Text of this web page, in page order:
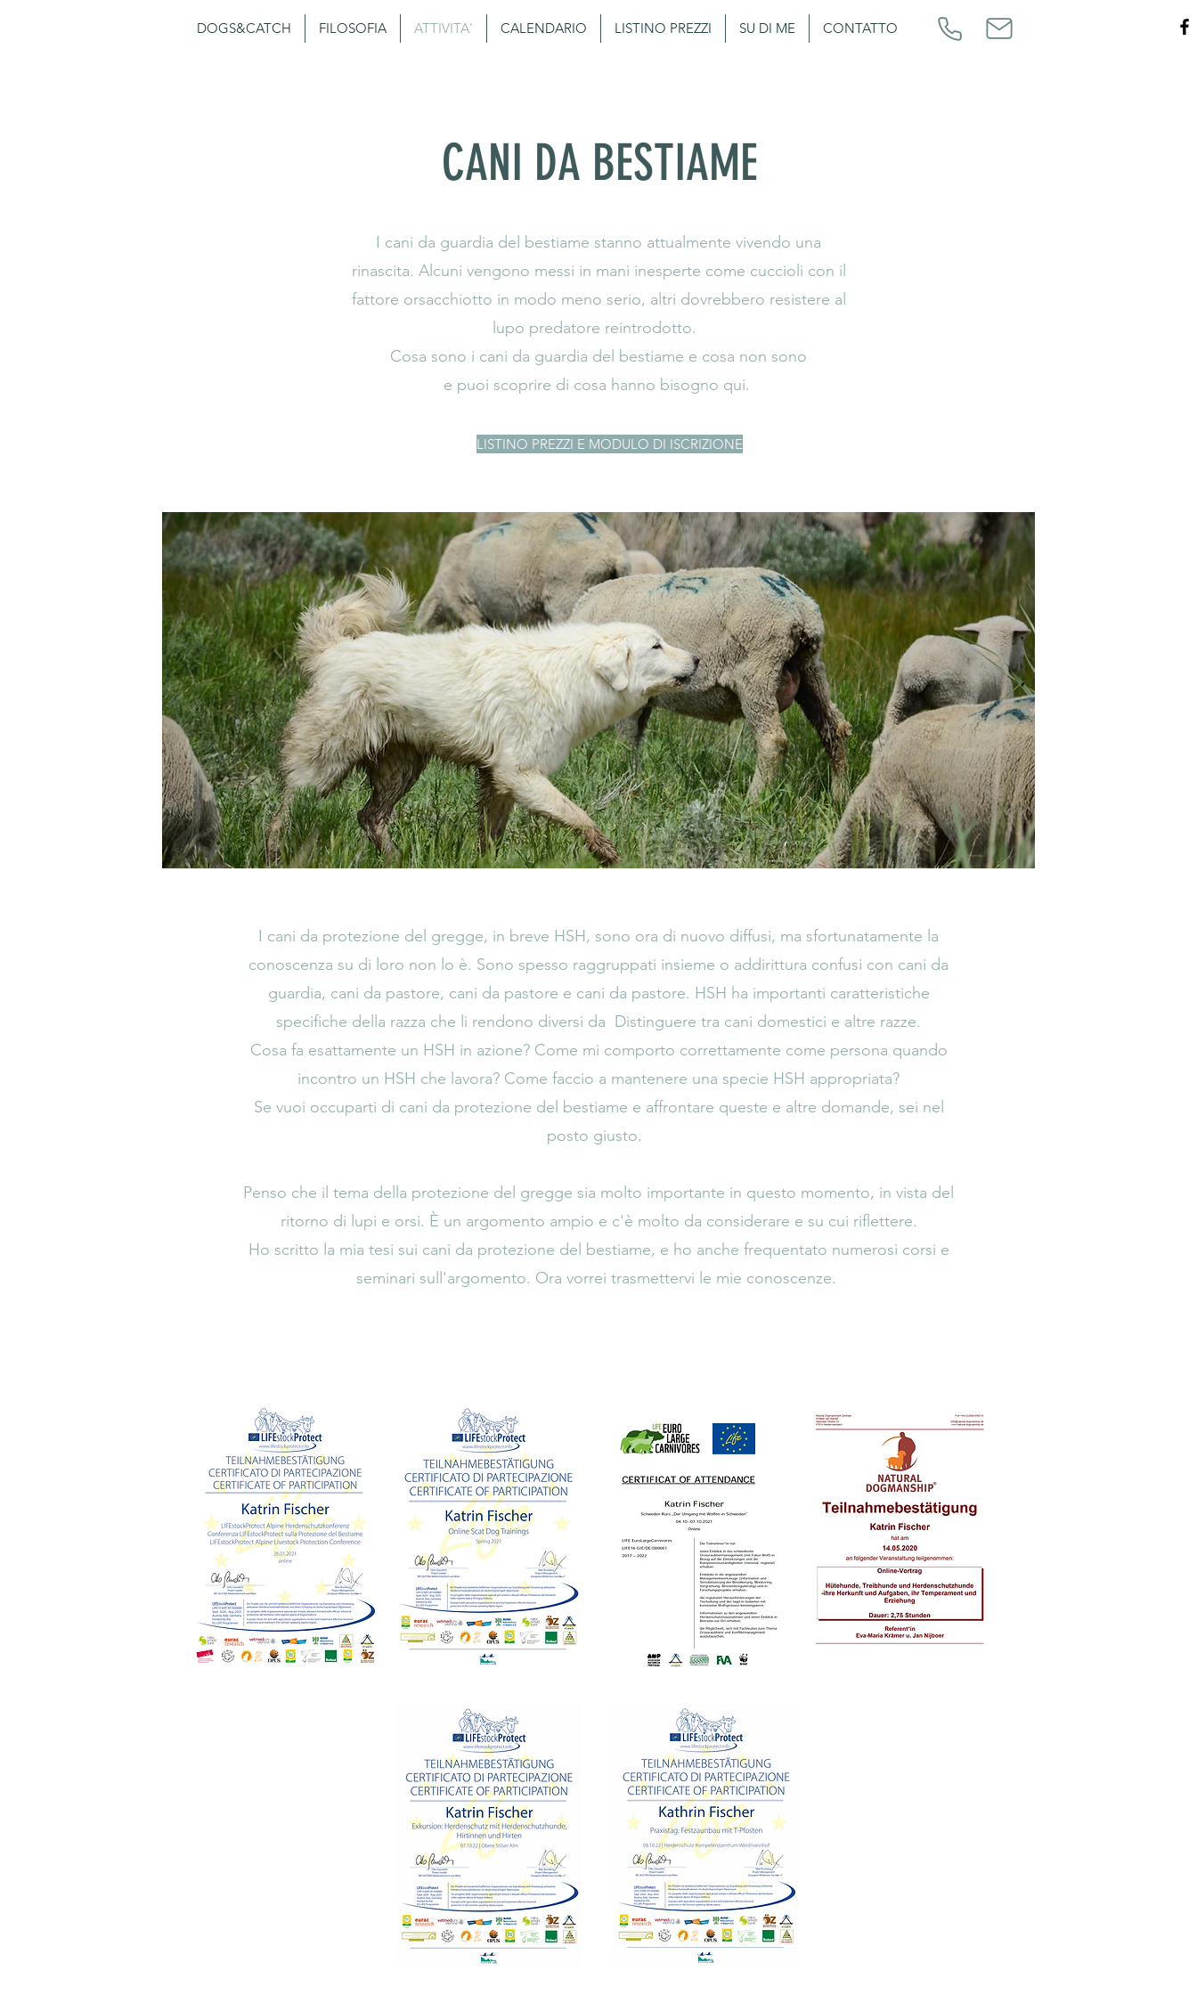
DOGS&CATCH FILOSOFIA ATTIVITA' CALENDARIO LISTINO PREZZI SU DI ME CONTATTO
CANI DA BESTIAME
I cani da guardia del bestiame stanno attualmente vivendo una
rinascita. Alcuni vengono messi in mani inesperte come cuccioli con il
fattore orsacchiotto in modo meno serio, altri dovrebbero resistere al
lupo predatore reintrodotto.
Cosa sono i cani da guardia del bestiame e cosa non sono
e puoi scoprire di cosa hanno bisogno qui.
LISTINO PREZZI E MODULO DI ISCRIZIONE
I cani da protezione del gregge, in breve HSH, sono ora di nuovo diffusi, ma sfortunatamente la
conoscenza su di loro non lo è. Sono spesso raggruppati insieme o addirittura confusi con cani da
guardia, cani da pastore, cani da pastore e cani da pastore. HSH ha importanti caratteristiche
specifiche della razza che li rendono diversi da Distinguere tra cani domestici e altre razze.
Cosa fa esattamente un HSH in azione? Come mi comporto correttamente come persona quando
incontro un HSH che lavora? Come faccio a mantenere una specie HSH appropriata?
Se vuoi occuparti di cani da protezione del bestiame e affrontare queste e altre domande, sei nel
posto giusto.
Penso che il tema della protezione del gregge sia molto importante in questo momento, in vista del
ritorno di lupi e orsi. È un argomento ampio e c'è molto da considerare e su cui riflettere.
Ho scritto la mia tesi sui cani da protezione del bestiame, e ho anche frequentato numerosi corsi e
seminari sull'argomento. Ora vorrei trasmettervi le mie conoscenze.